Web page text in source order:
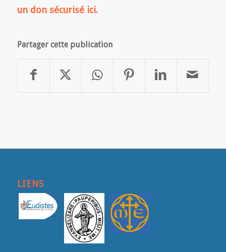
un don sécurisé ici.
Partager cette publication
LIENS